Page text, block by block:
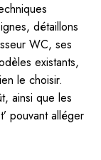
détaillons
WC, ses
existants,
le choisir.
ainsi que les
pouvant alléger